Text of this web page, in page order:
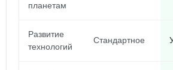
планетам
Развитие
технологий
Стандартное